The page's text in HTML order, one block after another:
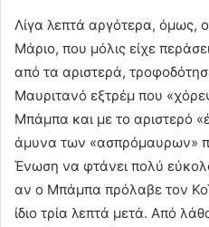
Λίγα λεπτά αργότερα, όμως,
Μάριο, που μόλις είχε
από τα αριστερά,
Μαυριτανό εξτρέμ που
Μπάμπα και με το αριστερό
άμυνα των «ασπρόμαυρων»
Ένωση να φτάνει πολύ
αν ο Μπάμπα πρόλαβε τον
ίδιο τρία λεπτά μετά. Από